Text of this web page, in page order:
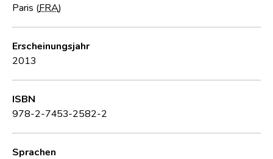
Paris (FRA)
Erscheinungsjahr
2013
ISBN
978-2-7453-2582-2
Sprachen